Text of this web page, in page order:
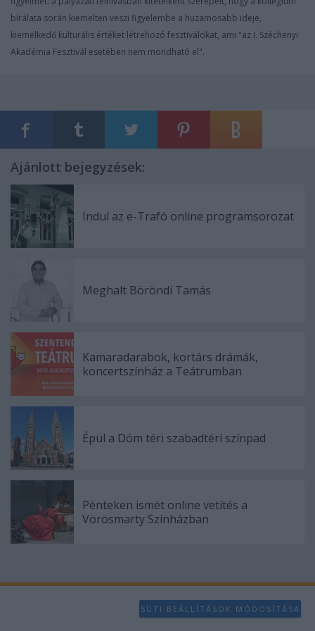
bírálata során kiemelten veszi figyelembe a huzamosabb ideje,
kiemelkedő kulturális értéket létrehozó fesztiválokat, ami "az I. Széchenyi
Akadémia Fesztivál esetében nem mondható el".
Ajánlott bejegyzések:
Indul az e-Trafó online programsorozat
Meghalt Böröndi Tamás
Kamaradarabok, kortárs drámák,
koncertszínház a Teátrumban
Épül a Dóm téri szabadtéri színpad
Pénteken ismét online vetítés a
Vörösmarty Színházban
SÜTI BEÁLLÍTÁSOK MÓDOSÍTÁSA